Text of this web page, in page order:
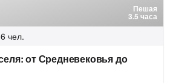
Пешая
3.5 часа
чел.
от Средневековья до